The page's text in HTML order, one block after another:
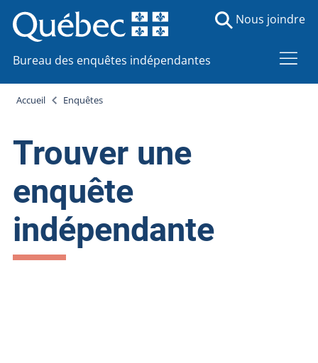
Bureau des enquêtes indépendantes
Nous joindre
Accueil Enquêtes
Trouver une
enquête
indépendante